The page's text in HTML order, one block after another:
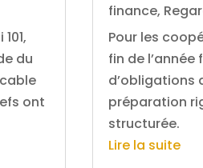
du
ont
finance,
Pour les
fin de
d’obligations
préparation
structurée.
Lire la suite